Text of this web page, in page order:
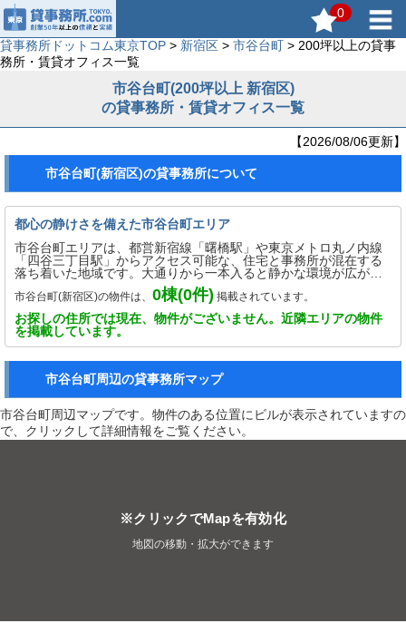
0
貸事務所ドットコム東京TOP > 新宿区 > 市谷台町 > 200坪以上の貸事
務所・賃貸オフィス一覧
市谷台町(200坪以上 新宿区)
の貸事務所・賃貸オフィス一覧
【2026/08/06更新】
市谷台町(新宿区)の貸事務所について
都心の静けさを備えた市谷台町エリア
市谷台町エリアは、都営新宿線「曙橋駅」や東京メトロ丸ノ内線
「四谷三丁目駅」からアクセス可能な、住宅と事務所が混在する
落ち着いた地域です。大通りから一本入ると静かな環境が広が
り、業務に集中しやすい立地として注目されています。比較的小
規模なオフィス物件が多く、士業やスタートアップ、在宅勤務と
オフィス勤務を併用する企業にも最適です。新宿エリアへのアク
セスも良好で、利便性と穏やかな環境を兼ね備えたバランスの取
れたビジネス拠点として人気が高まっています。
市谷台町(新宿区)の物件は、 0棟(0件) 掲載されています。
お探しの住所では現在、物件がございません。近隣エリアの物件
を掲載しています。
市谷台町周辺の貸事務所マップ
市谷台町周辺マップです。物件のある位置にビルが表示されていますの
で、クリックして詳細情報をご覧ください。
※クリックでMapを有効化
地図の移動・拡大ができます